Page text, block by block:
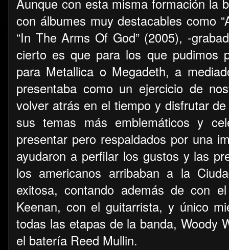
Aunque con esta misma formación la
con álbumes muy destacables como
“In The Arms Of God” (2005), -
cierto es que para los que pudimos
para Metallica o Megadeth, a
presentaba como un ejercicio de
volver atrás en el tiempo y disfrutar
sus temas más emblemáticos y
presentar pero respaldados por una
ayudaron a perfilar los gustos y las
los americanos arribaban a la
exitosa, contando además de con
Keenan, con el guitarrista, y único
todas las etapas de la banda, Woody
el batería Reed Mullin.